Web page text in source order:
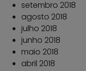
setembro 2018
agosto 2018
julho 2018
junho 2018
maio 2018
abril 2018